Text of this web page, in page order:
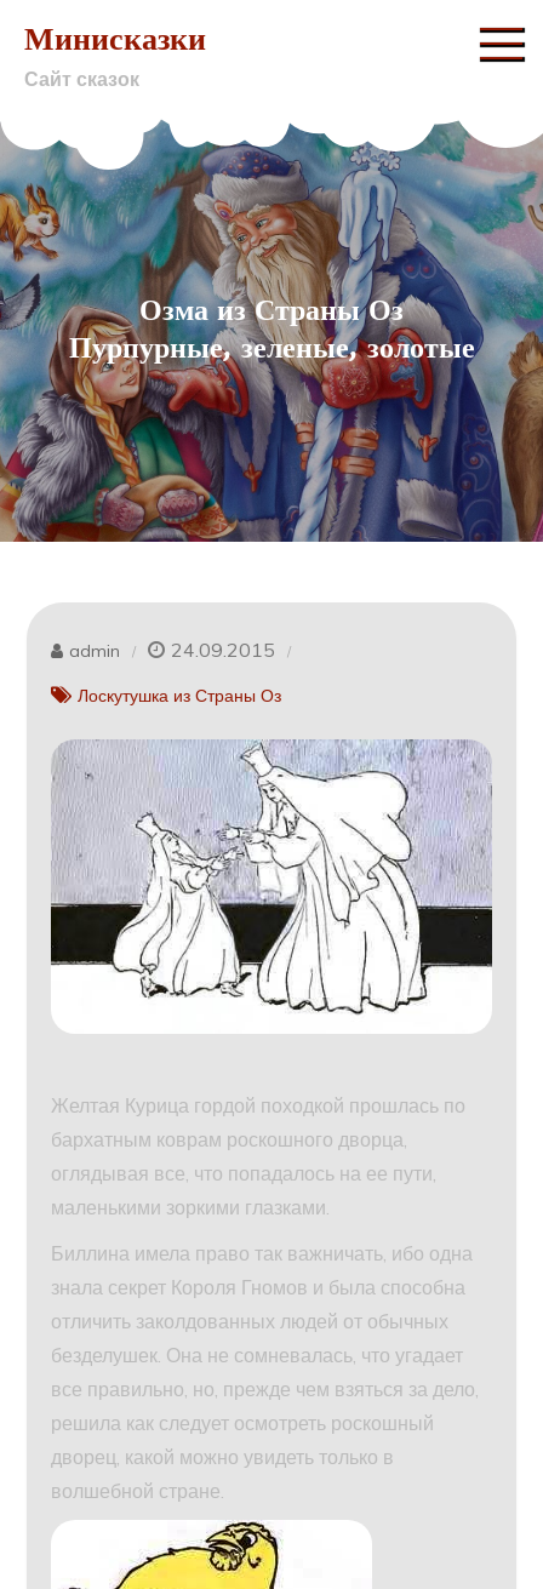
content
Минисказки
Сайт сказок
Озма из Страны Оз
Пурпурные, зеленые, золотые
admin 24.09.2015
Лоскутушка из Страны Оз
Желтая Курица гордой походкой прошлась по
бархатным коврам роскошного дворца,
оглядывая все, что попадалось на ее пути,
маленькими зоркими глазками.
Биллина имела право так важничать, ибо одна
знала секрет Короля Гномов и была способна
отличить заколдованных людей от обычных
безделушек. Она не сомневалась, что угадает
все правильно, но, прежде чем взяться за дело,
решила как следует осмотреть роскошный
дворец, какой можно увидеть только в
волшебной стране.